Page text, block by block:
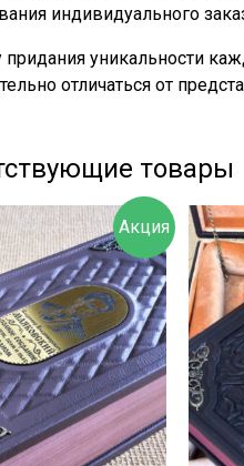
индивидуального
придания уникальности
отличаться от
товары
Акция